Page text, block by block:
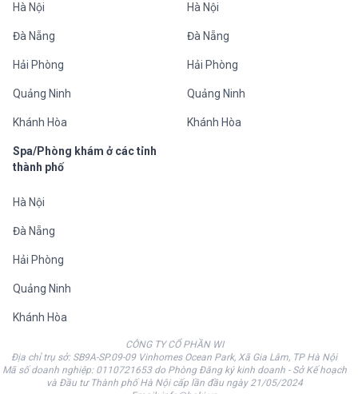
Hà Nội
Đà Nẵng
Hải Phòng
Quảng Ninh
Khánh Hòa
Hà Nội
Đà Nẵng
Hải Phòng
Quảng Ninh
Khánh Hòa
Spa/Phòng khám ở các tỉnh
thành phố
Hà Nội
Đà Nẵng
Hải Phòng
Quảng Ninh
Khánh Hòa
CÔNG TY CỔ PHẦN WI
Địa chỉ trụ sở: SB9A-SP.09-09 Vinhomes Ocean Park, Xã Gia Lâm, TP Hà Nội
Mã số doanh nghiệp: 0110721653 do Phòng Đăng ký kinh doanh - Sở Kế hoạch
và Đầu tư Thành phố Hà Nội cấp lần đầu ngày 21/05/2024